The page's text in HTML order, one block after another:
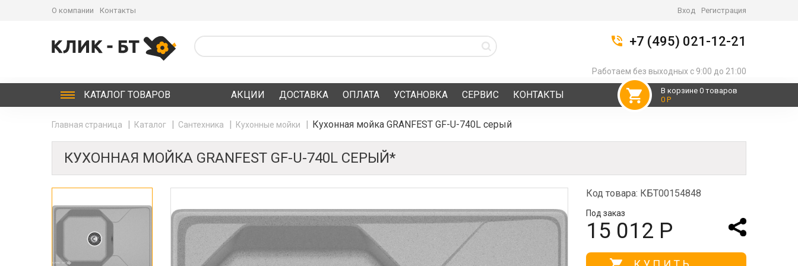
О компании Контакты Вход Регистрация
+7 (495) 021-12-21
Работаем без выходных с 9:00 до 21:00
КАТАЛОГ ТОВАРОВ
В корзине 0 товаров
0 Р
АКЦИИ ДОСТАВКА ОПЛАТА УСТАНОВКА СЕРВИС КОНТАКТЫ
Главная страница Каталог Сантехника Кухонные мойки Кухонная мойка GRANFEST GF-U-740L серый
КУХОННАЯ МОЙКА GRANFEST GF-U-740L СЕРЫЙ*
Код товара: КБТ00154848
Под заказ
15 012 Р